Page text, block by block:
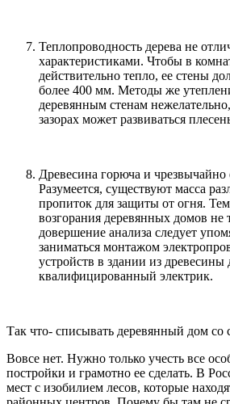
Теплопроводность дерева не
характеристиками. Чтобы в
действительно тепло, ее стены
более 400 мм. Методы же
деревянным стенам
зазорах может развиваться
Древесина горюча и чрезвычайно
Разумеется, существуют масса
пропиток для защиты от огня.
возгорания деревянных домов не
довершение анализа следует
заниматься монтажом
устройств в здании из древесины
квалифицированный электрик.
Так что- списывать деревянный дом со
Вовсе нет. Нужно только учесть все
постройки и грамотно ее сделать. В
мест с изобилием лесов, которые